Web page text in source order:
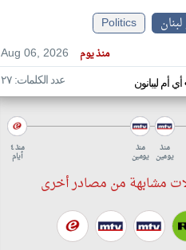
Politics
Aug 06, 2026
منذ يوم
أي أم ليبانون عدد الكلمات: ٢٧
منذ ٤
أيام
منذ
يومين
منذ
يومين